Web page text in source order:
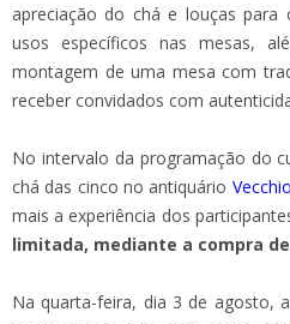
apreciação do chá e louças
usos específicos nas mesas,
montagem de uma mesa com
receber convidados com
No intervalo da programação do
chá das cinco no antiquário
mais a experiência dos
limitada, mediante a compra
Na quarta-feira, dia 3 de agosto,